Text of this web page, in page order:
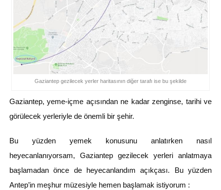
Gaziantep gezilecek yerler haritasının diğer tarafı ise bu şekilde
Gaziantep, yeme-içme açısından ne kadar zenginse, tarihi ve
görülecek yerleriyle de önemli bir şehir.
Bu yüzden yemek konusunu anlatırken nasıl
heyecanlanıyorsam, Gaziantep gezilecek yerleri anlatmaya
başlamadan önce de heyecanlandım açıkçası. Bu yüzden
Antep’in meşhur müzesiyle hemen başlamak istiyorum :